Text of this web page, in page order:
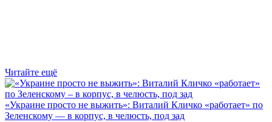
Читайте ещё
«Украине просто не выжить»: Виталий Кличко «работает» по
Зеленскому — в корпус, в челюсть, под зад